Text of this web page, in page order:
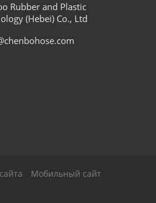
Rubber and Plastic
(Hebei) Co., Ltd
Мобильный сайт